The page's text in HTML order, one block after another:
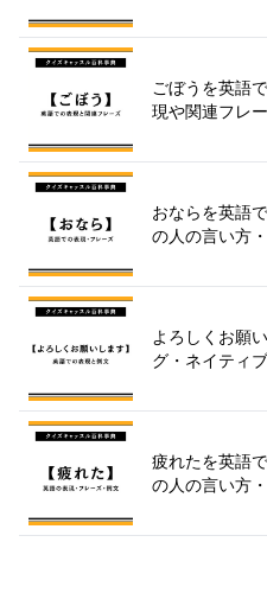
ごぼうを英語
現や関連フレ
おならを英語
の人の言い方
よろしくお願
グ・ネイティ
疲れたを英語
の人の言い方